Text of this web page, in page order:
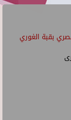
بقبة الغوري